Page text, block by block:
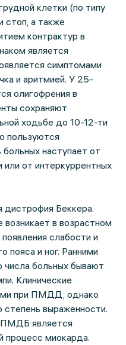
клетки (по типу
стоп, а также
контрактур в
является
симптомами
и аритмией. У 25-
олигофрения в
сохраняют
ходьбе до 10-12-ти
пользуются
больных наступает от
от интеркуррентных
Беккера.
возникает в возрастном
слабости и
пояса и ног. Ранними
числа больных бывают
Клинические
при ПМДД, однако
выраженности.
ПМДБ является
процесс миокарда.